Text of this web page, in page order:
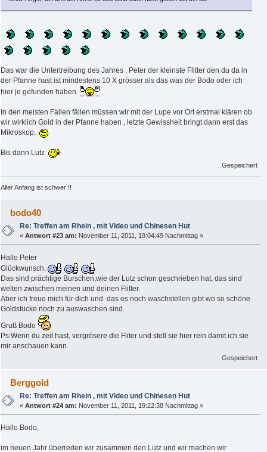
Das war die Untertreibung des Jahres , Peter der kleinste Flitter den du da in
der Pfanne hast ist mindestens 10 X grösser als das was der Bodo oder ich
hier je gefunden haben
In den meisten Fällen fällen müssen wir mit der Lupe vor Ort erstmal klären ob
wir wirklich Gold in der Pfanne haben , letzte Gewissheit bringt dann erst das
Mikroskop.
Bis dann Lutz
Gespeichert
Aller Anfang ist schwer !!
bodo40
Re: Treffen am Rhein , mit Video und Chinesen Hut
«Antwort #23 am: November 11, 2011, 19:04:49 Nachmittag »
Hallo Peter
Glückwunsch.
Das sind prächtige Burschen,wie der Lutz schon geschrieben hat, das sind
welten zwischen meinen und deinen Flitter.
Aber ich freue mich für dich und das es noch waschstellen gibt wo so schöne
Goldstücke noch zu auswaschen sind.
Gruß Bodo
Ps:Wenn du zeit hast, vergrösere die Fliter und stell sie hier rein damit ich sie
mir anschauen kann.
Gespeichert
Berggold
Re: Treffen am Rhein , mit Video und Chinesen Hut
«Antwort #24 am: November 11, 2011, 19:22:38 Nachmittag »
Hallo Bodo,
im neuen Jahr überreden wir zusammen den Lutz und wir machen wir